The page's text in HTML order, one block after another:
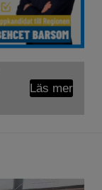
Läs mer